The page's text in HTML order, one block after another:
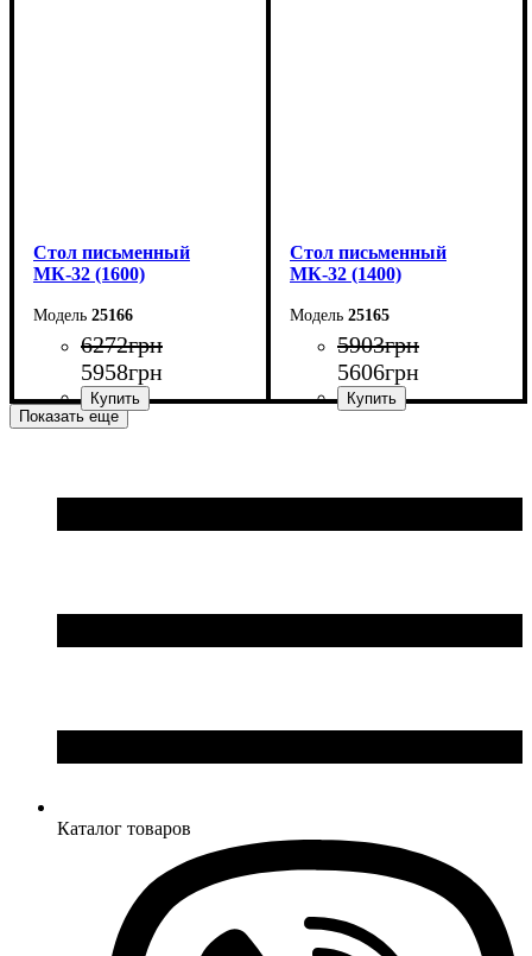
Cтол письменный
МК-32 (1600)
25166
6272грн
5958грн
Глубина: 70 см
Cтол письменный
МК-32 (1400)
25165
5903грн
5606грн
Глубина: 70 см
Показать еще
Каталог товаров